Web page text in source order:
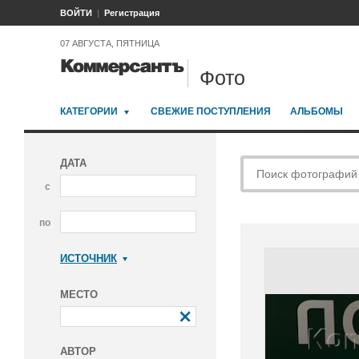
ВОЙТИ Регистрация
07 АВГУСТА, ПЯТНИЦА
Фото
КАТЕГОРИИ СВЕЖИЕ ПОСТУПЛЕНИЯ АЛЬБОМЫ
ДАТА
с
по
ИСТОЧНИК
МЕСТО
АВТОР